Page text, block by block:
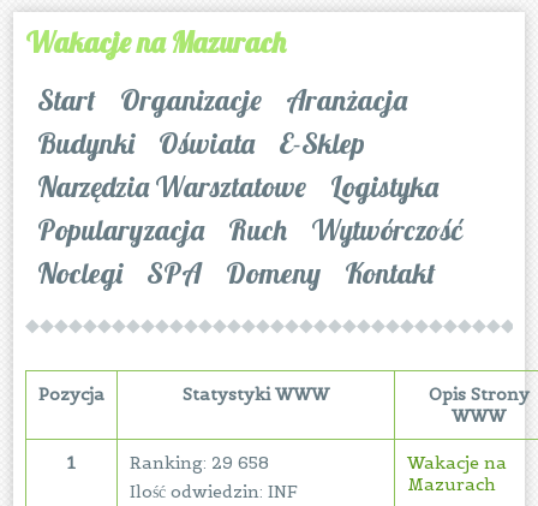
Wakacje na Mazurach
Start
Organizacje
Aranżacja
Budynki
Oświata
E-Sklep
Narzędzia Warsztatowe
Logistyka
Popularyzacja
Ruch
Wytwórczość
Noclegi
SPA Domeny Kontakt
Pozycja Statystyki WWW
Opis Strony
WWW
1
Ranking: 29 658
Ilość odwiedzin: INF
Wakacje na
Mazurach